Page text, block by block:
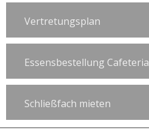
Vertretungsplan
Essensbestellung Cafeteria
Schließfach mieten